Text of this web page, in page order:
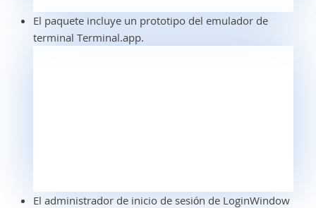
El paquete incluye un prototipo del emulador de
terminal Terminal.app.
El administrador de inicio de sesión de LoginWindow